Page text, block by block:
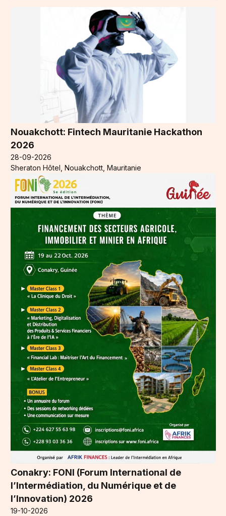
Nouakchott: Fintech Mauritanie Hackathon
2026
28-09-2026
Sheraton Hôtel, Nouakchott, Mauritanie
Conakry: FONI (Forum International de
l’Intermédiation, du Numérique et de
l’Innovation) 2026
19-10-2026